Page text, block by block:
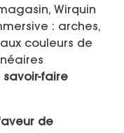
Wirquin
: arches,
couleurs de
faire
de